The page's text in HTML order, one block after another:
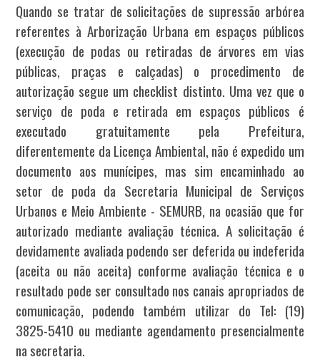
Quando se tratar de solicitações de supressão arbórea
referentes à Arborização Urbana em espaços públicos
(execução de podas ou retiradas de árvores em vias
públicas, praças e calçadas) o procedimento de
autorização segue um checklist distinto. Uma vez que o
serviço de poda e retirada em espaços públicos é
executado gratuitamente pela Prefeitura,
diferentemente da Licença Ambiental, não é expedido um
documento aos munícipes, mas sim encaminhado ao
setor de poda da Secretaria Municipal de Serviços
Urbanos e Meio Ambiente - SEMURB, na ocasião que for
autorizado mediante avaliação técnica. A solicitação é
devidamente avaliada podendo ser deferida ou indeferida
(aceita ou não aceita) conforme avaliação técnica e o
resultado pode ser consultado nos canais apropriados de
comunicação, podendo também utilizar do Tel: (19)
3825-5410 ou mediante agendamento presencialmente
na secretaria.